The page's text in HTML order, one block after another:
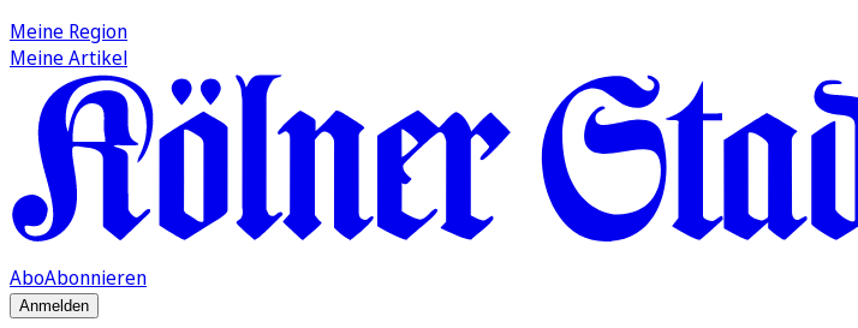
Meine Region
Meine Artikel
AboAbonnieren
Anmelden